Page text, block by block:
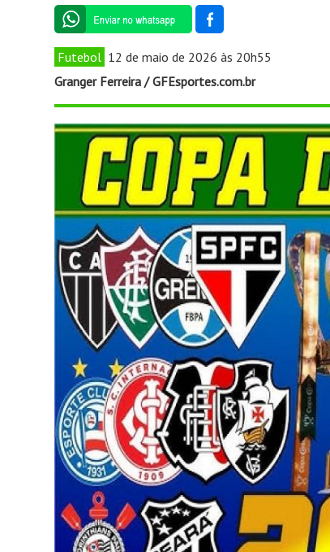
Futebol 12 de maio de 2026 às 20h55
Granger Ferreira / GFEsportes.com.br